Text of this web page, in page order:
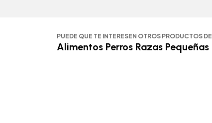
PUEDE QUE TE INTERESEN OTROS PRODUCTOS DE
Alimentos Perros Razas Pequeñas